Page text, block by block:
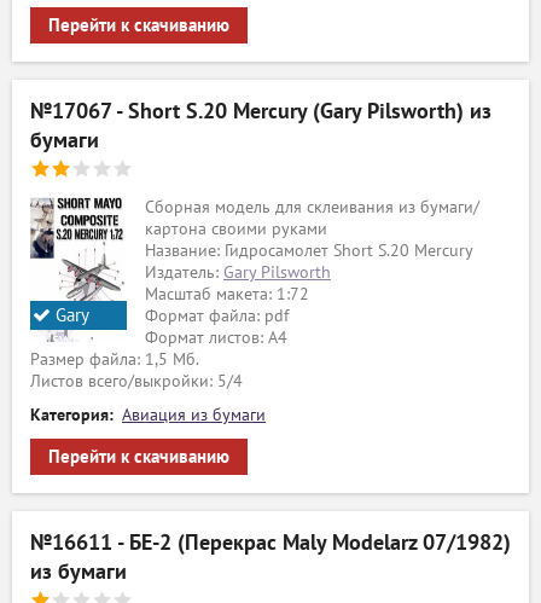
Перейти к скачиванию
№17067 - Short S.20 Mercury (Gary Pilsworth) из
бумаги
Gary
Pilsworth
Сборная модель для склеивания из бумаги/
картона своими руками
Название: Гидросамолет Short S.20 Mercury
Издатель: Gary Pilsworth
Масштаб макета: 1:72
Формат файла: pdf
Формат листов: A4
Размер файла: 1,5 Мб.
Листов всего/выкройки: 5/4
Категория: Авиация из бумаги
Перейти к скачиванию
№16611 - БЕ-2 (Перекрас Maly Modelarz 07/1982)
из бумаги